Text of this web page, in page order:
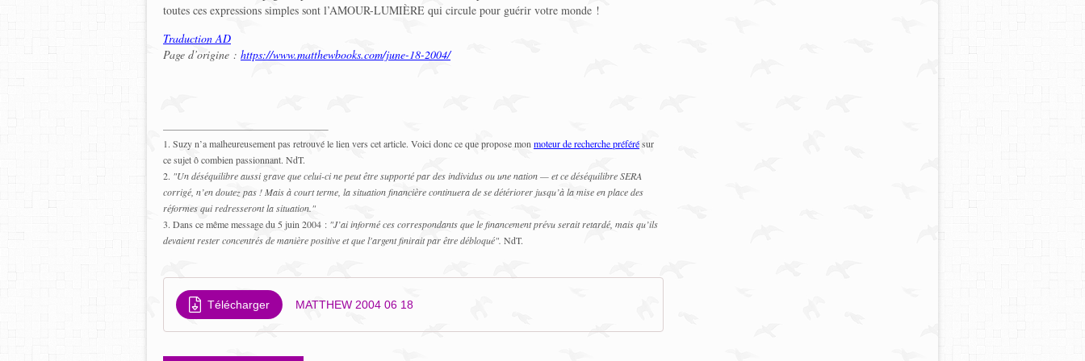
toutes ces expressions simples sont l’AMOUR-LUMIÈRE qui circule pour guérir votre monde !
Traduction AD
Page d’origine : https://www.matthewbooks.com/june-18-2004/
1. Suzy n’a malheureusement pas retrouvé le lien vers cet article. Voici donc ce que propose mon moteur de recherche préférésur
ce sujet ô combien passionnant. NdT.
2. "Un déséquilibre aussi grave que celui-ci ne peut être supporté par des individus ou une nation — et ce déséquilibre SERA
corrigé, n’en doutez pas ! Mais à court terme, la situation financière continuera de se détériorer jusqu’à la mise en place des
réformes qui redresseront la situation."
3. Dans ce même message du 5 juin 2004 : "J’ai informé ces correspondants que le financement prévu serait retardé, mais qu’ils
devaient rester concentrés de manière positive et que l'argent finirait par être débloqué". NdT.
Télécharger MATTHEW 2004 06 18